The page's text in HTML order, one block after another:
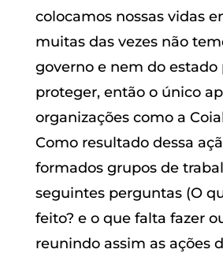
colocamos nossas vidas
muitas das vezes não
governo e nem do estado
proteger, então o único
organizações como a
Como resultado dessa
formados grupos de
seguintes perguntas (O
feito? e o que falta fazer
reunindo assim as ações